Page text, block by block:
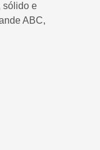
sólido e
ABC,